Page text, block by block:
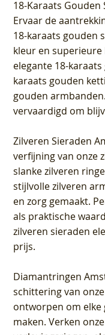
18-Karaats
Ervaar de
18-karaats gouden
kleur en
elegante 18-
karaats gouden
gouden
vervaardigd om
Zilveren Sieraden
verfijning van onze
slanke zilveren
stijlvolle zilveren
en zorg gemaakt.
als praktische
zilveren sieraden
prijs.
Diamantringen
schittering van
ontworpen om elke
maken. Verken